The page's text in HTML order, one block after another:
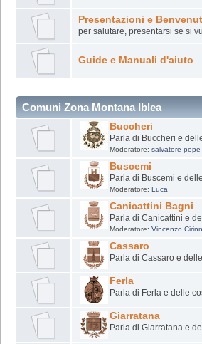
Presentazioni e
per salutare, presentarsi se si
Guide e Manuali d'aiuto
Comuni Zona Montana Iblea
Buccheri
Parla di Buccheri e
Moderatore: salvatore pepe
Buscemi
Parla di Buscemi e
Moderatore: Luca
Canicattini Bagni
Parla di Canicattini e
Moderatore: Vincenzo
Cassaro
Parla di Cassaro e
Ferla
Parla di Ferla e delle
Giarratana
Parla di Giarratana e